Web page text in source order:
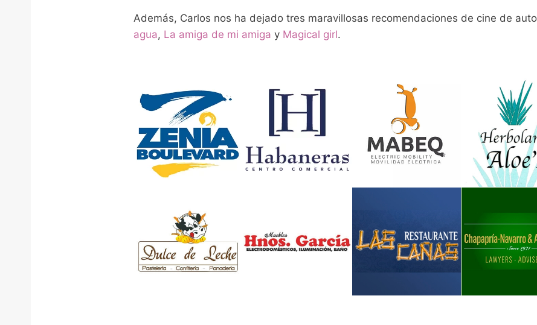
Además, Carlos nos ha dejado tres maravillosas recomendaciones de cine de
agua, La amiga de mi amiga y Magical girl.